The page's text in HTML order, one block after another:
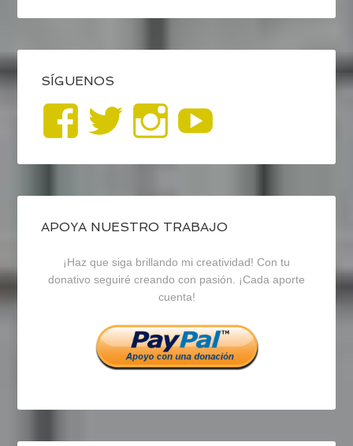
SÍGUENOS
Ver
perfil
de
blogrecursosep
en
Facebook
Ver
perfil
de
recursosep
en
Twitter
Ver
perfil
de
recursosep
en
Instagram
APOYA NUESTRO TRABAJO
¡Haz que siga brillando mi creatividad! Con tu
donativo seguiré creando con pasión. ¡Cada aporte
cuenta!